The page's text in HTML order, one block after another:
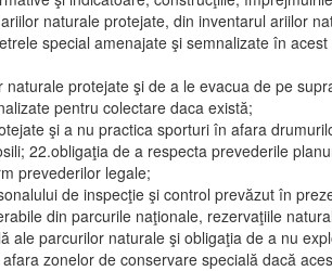
naturale protejate, din inventarul ariilor
special amenajate şi semnalizate în
protejate şi de a le evacua de pe
pentru colectare daca există;
şi a nu practica sporturi în afara
22.obligaţia de a respecta prevederile
prevederilor legale;
de inspecţie şi control prevăzut în
din parcurile naţionale, rezervaţiile
ale parcurilor naturale şi obligaţia de a nu
zonelor de conservare specială dacă